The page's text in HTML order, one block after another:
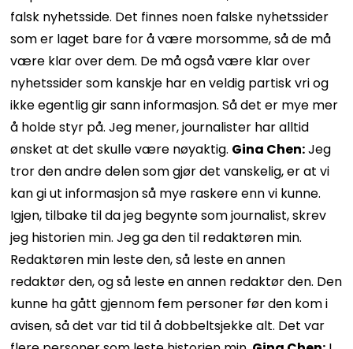
falsk nyhetsside. Det finnes noen falske nyhetssider
som er laget bare for å være morsomme, så de må
være klar over dem. De må også være klar over
nyhetssider som kanskje har en veldig partisk vri og
ikke egentlig gir sann informasjon. Så det er mye mer
å holde styr på. Jeg mener, journalister har alltid
ønsket at det skulle være nøyaktig. Gina Chen:Jeg
tror den andre delen som gjør det vanskelig, er at vi
kan gi ut informasjon så mye raskere enn vi kunne.
Igjen, tilbake til da jeg begynte som journalist, skrev
jeg historien min. Jeg ga den til redaktøren min.
Redaktøren min leste den, så leste en annen
redaktør den, og så leste en annen redaktør den. Den
kunne ha gått gjennom fem personer før den kom i
avisen, så det var tid til å dobbeltsjekke alt. Det var